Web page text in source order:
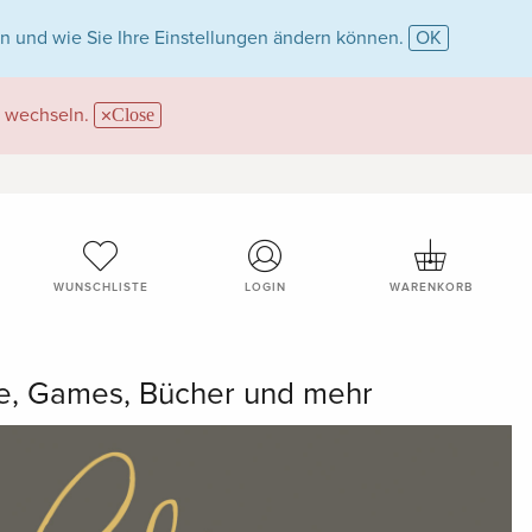
und wie Sie Ihre Einstellungen ändern können. OK
wechseln. Close
WUNSCHLISTE LOGIN WARENKORB
Games, Bücher und mehr